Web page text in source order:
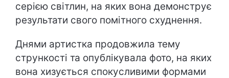
серією світлин, на яких вона демонструє
результати свого помітного схуднення.
Днями артистка продовжила тему
стрункості та опублікувала фото, на яких
вона хизується спокусливими формами